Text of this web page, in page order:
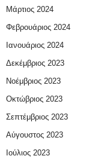
Μάρτιος 2024
Φεβρουάριος 2024
Ιανουάριος 2024
Δεκέμβριος 2023
Νοέμβριος 2023
Οκτώβριος 2023
Σεπτέμβριος 2023
Αύγουστος 2023
Ιούλιος 2023